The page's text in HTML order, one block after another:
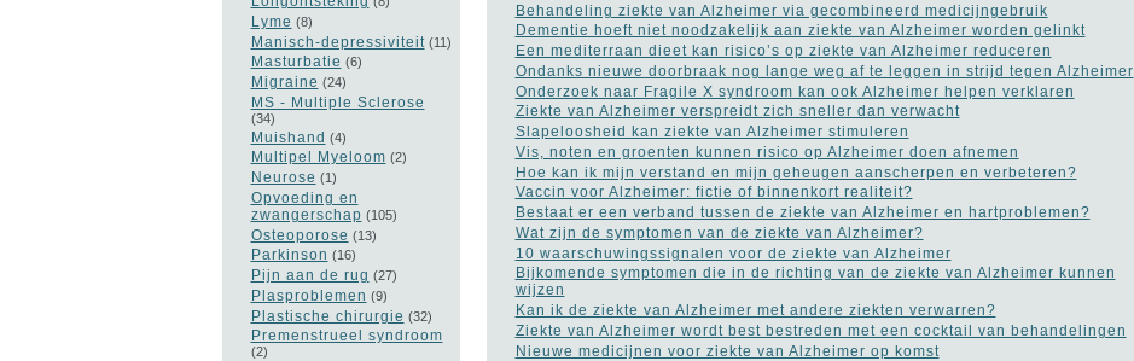
Lyme (8)
Manisch-depressiviteit (11)
Masturbatie (6)
Migraine (24)
MS - Multiple Sclerose
(34)
Muishand (4)
Multipel Myeloom (2)
Neurose (1)
Opvoeding en
zwangerschap (105)
Osteoporose (13)
Parkinson (16)
Pijn aan de rug (27)
Plasproblemen (9)
Plastische chirurgie (32)
Premenstrueel syndroom
(2)
Behandeling ziekte van Alzheimer via gecombineerd medicijngebruik
Dementie hoeft niet noodzakelijk aan ziekte van Alzheimer worden gelinkt
Een mediterraan dieet kan risico’s op ziekte van Alzheimer reduceren
Ondanks nieuwe doorbraak nog lange weg af te leggen in strijd tegen Alzheimer
Onderzoek naar Fragile X syndroom kan ook Alzheimer helpen verklaren
Ziekte van Alzheimer verspreidt zich sneller dan verwacht
Slapeloosheid kan ziekte van Alzheimer stimuleren
Vis, noten en groenten kunnen risico op Alzheimer doen afnemen
Hoe kan ik mijn verstand en mijn geheugen aanscherpen en verbeteren?
Vaccin voor Alzheimer: fictie of binnenkort realiteit?
Bestaat er een verband tussen de ziekte van Alzheimer en hartproblemen?
Wat zijn de symptomen van de ziekte van Alzheimer?
10 waarschuwingssignalen voor de ziekte van Alzheimer
Bijkomende symptomen die in de richting van de ziekte van Alzheimer kunnen
wijzen
Kan ik de ziekte van Alzheimer met andere ziekten verwarren?
Ziekte van Alzheimer wordt best bestreden met een cocktail van behandelingen
Nieuwe medicijnen voor ziekte van Alzheimer op komst